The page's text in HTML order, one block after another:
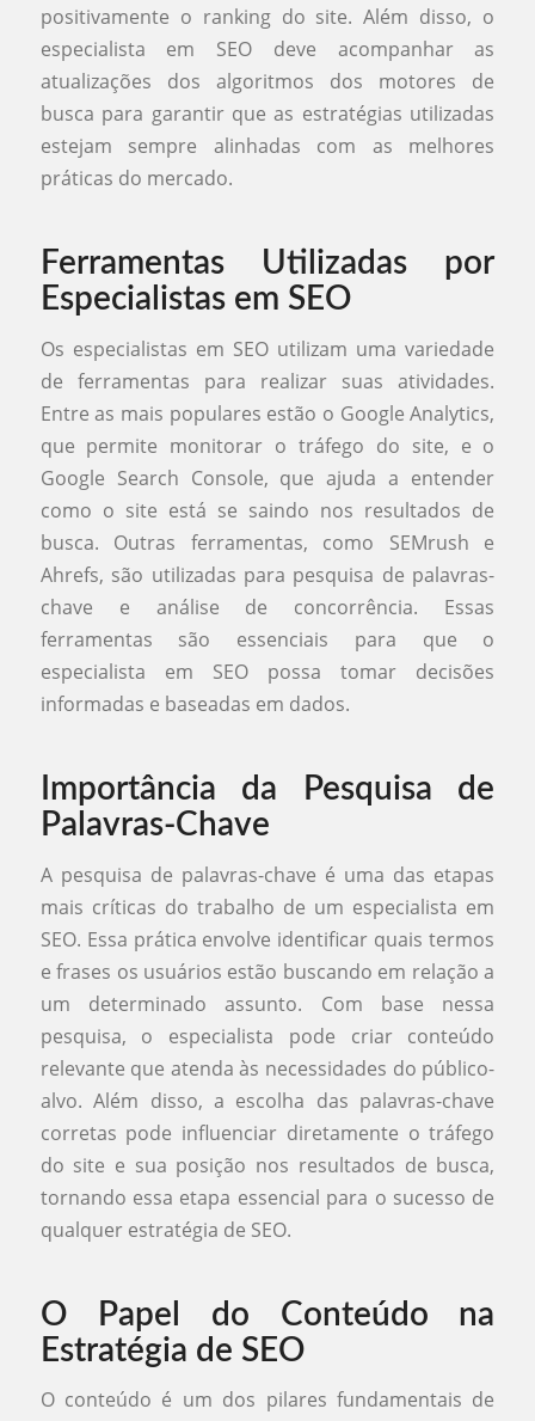
positivamente o ranking do site. Além disso, o
especialista em SEO deve acompanhar as
atualizações dos algoritmos dos motores de
busca para garantir que as estratégias utilizadas
estejam sempre alinhadas com as melhores
práticas do mercado.
Ferramentas Utilizadas por
Especialistas em SEO
Os especialistas em SEO utilizam uma variedade
de ferramentas para realizar suas atividades.
Entre as mais populares estão o Google Analytics,
que permite monitorar o tráfego do site, e o
Google Search Console, que ajuda a entender
como o site está se saindo nos resultados de
busca. Outras ferramentas, como SEMrush e
Ahrefs, são utilizadas para pesquisa de palavras-
chave e análise de concorrência. Essas
ferramentas são essenciais para que o
especialista em SEO possa tomar decisões
informadas e baseadas em dados.
Importância da Pesquisa de
Palavras-Chave
A pesquisa de palavras-chave é uma das etapas
mais críticas do trabalho de um especialista em
SEO. Essa prática envolve identificar quais termos
e frases os usuários estão buscando em relação a
um determinado assunto. Com base nessa
pesquisa, o especialista pode criar conteúdo
relevante que atenda às necessidades do público-
alvo. Além disso, a escolha das palavras-chave
corretas pode influenciar diretamente o tráfego
do site e sua posição nos resultados de busca,
tornando essa etapa essencial para o sucesso de
qualquer estratégia de SEO.
O Papel do Conteúdo na
Estratégia de SEO
O conteúdo é um dos pilares fundamentais de